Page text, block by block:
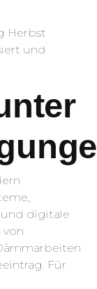
Herbst
und
digitale
Für